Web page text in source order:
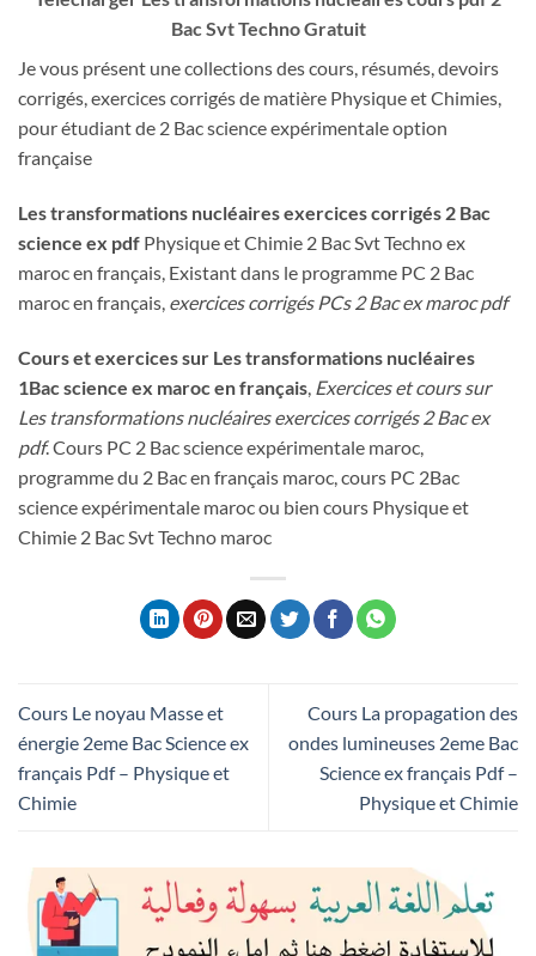
Bac Svt Techno Gratuit
Je vous présent une collections des cours, résumés, devoirs
corrigés, exercices corrigés de matière Physique et Chimies,
pour étudiant de 2 Bac science expérimentale option
française
Les transformations nucléaires exercices corrigés 2 Bac
science ex pdf Physique et Chimie 2 Bac Svt Techno ex
maroc en français, Existant dans le programme PC 2 Bac
maroc en français, exercices corrigés PCs 2 Bac ex maroc pdf
Cours et exercices sur Les transformations nucléaires
1Bac science ex maroc en français, Exercices et cours sur
Les transformations nucléaires exercices corrigés 2 Bac ex
pdf. Cours PC 2 Bac science expérimentale maroc,
programme du 2 Bac en français maroc, cours PC 2Bac
science expérimentale maroc ou bien cours Physique et
Chimie 2 Bac Svt Techno maroc
Cours La propagation des
ondes lumineuses 2eme Bac
Science ex français Pdf –
Physique et Chimie
Cours Le noyau Masse et
énergie 2eme Bac Science ex
français Pdf – Physique et
Chimie